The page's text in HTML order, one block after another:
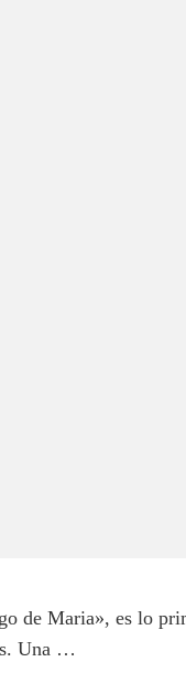
de Maria», es lo
Una …